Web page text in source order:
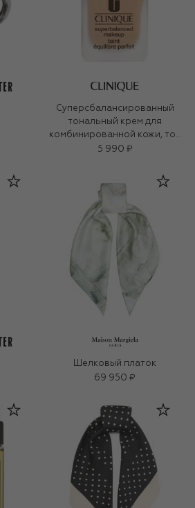
Суперсбалансированный
тональный крем для
комбинированной кожи, тон
27
5 990 ₽
Шелковый платок
69 950 ₽